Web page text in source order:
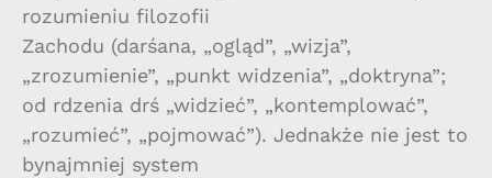
rozumieniu filozofii
Zachodu (darśana, „ogląd”, „wizja”,
„zrozumienie”, „punkt widzenia”, „doktryna”;
od rdzenia drś „widzieć”, „kontemplować”,
„rozumieć”, „pojmować”). Jednakże nie jest to
bynajmniej system